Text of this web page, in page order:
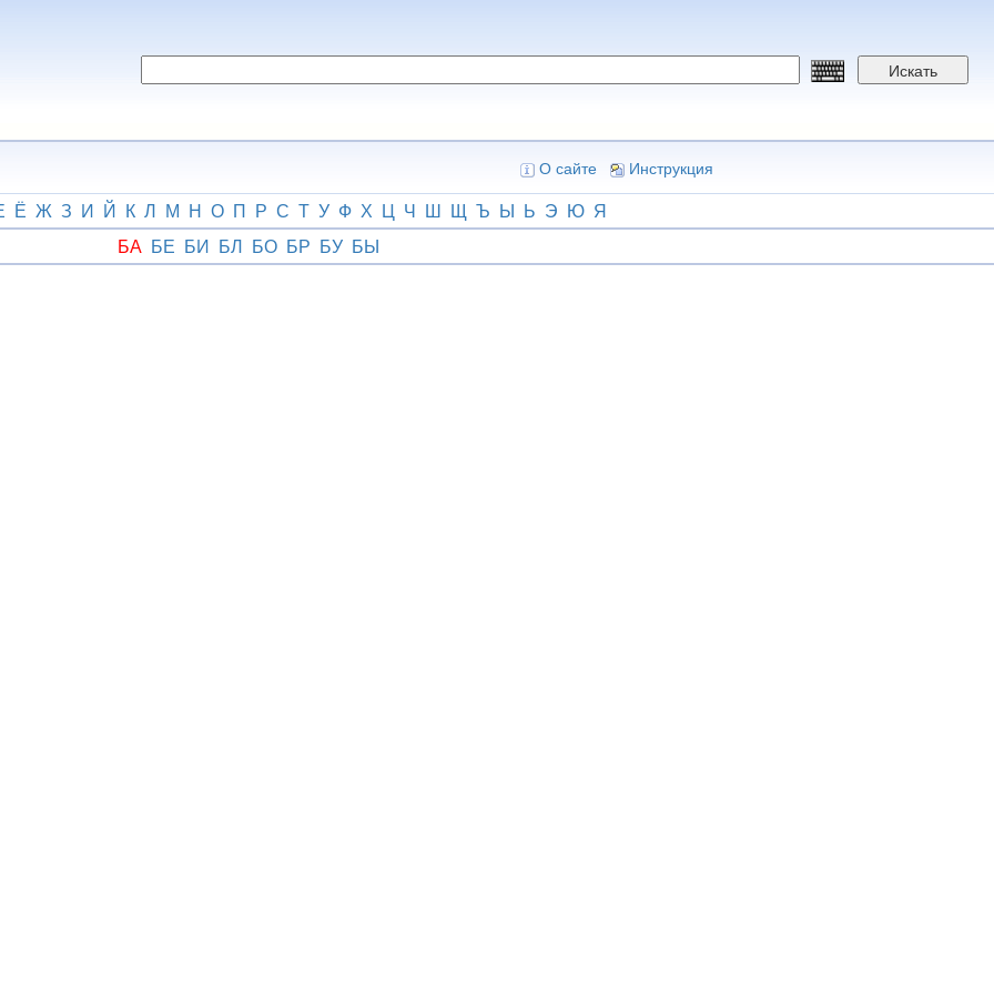
Искать
О сайте Инструкция
Ё Ж З И Й К Л М Н О П Р С Т У Ф Х Ц Ч Ш Щ Ъ Ы Ь Э Ю Я
БА БЕ БИ БЛ БО БР БУ БЫ